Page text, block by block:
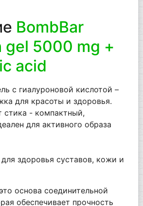
BombBar
gel 5000 mg +
acid
с гиалуроновой кислотой –
для красоты и здоровья.
- компактный,
для активного образа
здоровья суставов, кожи и
основа соединительной
обеспечивает прочность